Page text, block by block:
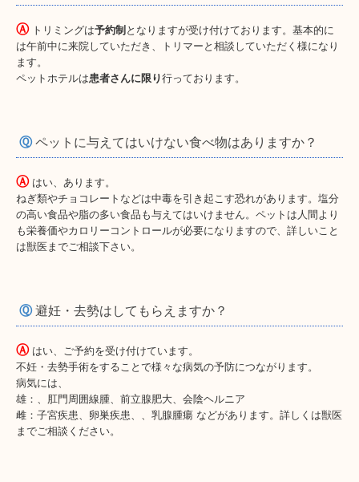
Ⓐ トリミングは予約制 となりますが受け付けております。基本的に
は午前中に来院していただき、トリマーと相談していただく様になり
ます。
ペットホテルは患者さんに限り行っております。
Ⓠペットに与えてはいけない食べ物はありますか？
Ⓐ はい、あります。
ねぎ類やチョコレートなどは中毒を引き起こす恐れがあります。塩分
の高い食品や脂の多い食品も与えてはいけません。ペットは人間より
も栄養価やカロリーコントロールが必要になりますので、詳しいこと
は獣医までご相談下さい。
Ⓠ避妊・去勢はしてもらえますか？
Ⓐ はい、ご予約を受け付けています。
不妊・去勢手術をすることで様々な病気の予防につながります。
病気には、
雄：、肛門周囲線腫、前立腺肥大、会陰ヘルニア
雌：子宮疾患、卵巣疾患、、乳腺腫瘍 などがあります。詳しくは獣医
までご相談ください。